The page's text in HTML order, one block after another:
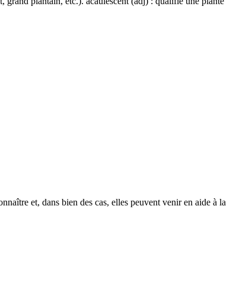
et, dans bien des cas, elles peuvent venir en aide à la